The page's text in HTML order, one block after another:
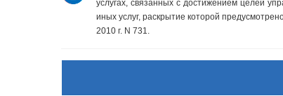
услугах, связанных с достижением целей
иных услуг, раскрытие которой
2010 г. N 731.